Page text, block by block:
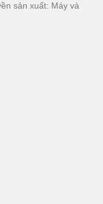
sản xuất: Máy và